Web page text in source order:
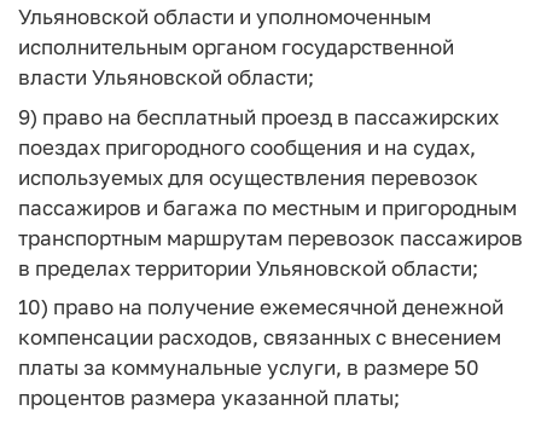
Ульяновской области и уполномоченным
исполнительным органом государственной
власти Ульяновской области;
9) право на бесплатный проезд в пассажирских
поездах пригородного сообщения и на судах,
используемых для осуществления перевозок
пассажиров и багажа по местным и пригородным
транспортным маршрутам перевозок пассажиров
в пределах территории Ульяновской области;
10) право на получение ежемесячной денежной
компенсации расходов, связанных с внесением
платы за коммунальные услуги, в размере 50
процентов размера указанной платы;